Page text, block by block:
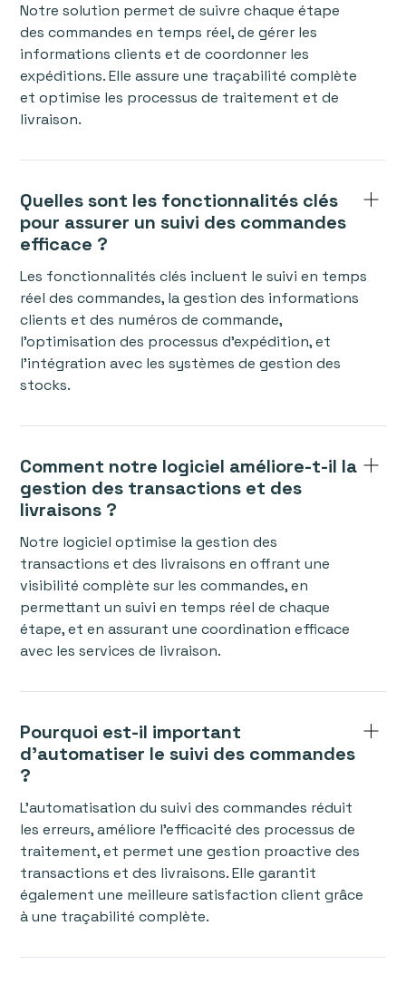
Notre solution permet de suivre chaque étape
des commandes en temps réel, de gérer les
informations clients et de coordonner les
expéditions. Elle assure une traçabilité complète
et optimise les processus de traitement et de
livraison.
Quelles sont les fonctionnalités clés
pour assurer un suivi des commandes
efficace ?
Les fonctionnalités clés incluent le suivi en temps
réel des commandes, la gestion des informations
clients et des numéros de commande,
l’optimisation des processus d’expédition, et
l’intégration avec les systèmes de gestion des
stocks.
Comment notre logiciel améliore-t-il la
gestion des transactions et des
livraisons ?
Notre logiciel optimise la gestion des
transactions et des livraisons en offrant une
visibilité complète sur les commandes, en
permettant un suivi en temps réel de chaque
étape, et en assurant une coordination efficace
avec les services de livraison.
Pourquoi est-il important
d’automatiser le suivi des commandes
?
L’automatisation du suivi des commandes réduit
les erreurs, améliore l’efficacité des processus de
traitement, et permet une gestion proactive des
transactions et des livraisons. Elle garantit
également une meilleure satisfaction client grâce
à une traçabilité complète.